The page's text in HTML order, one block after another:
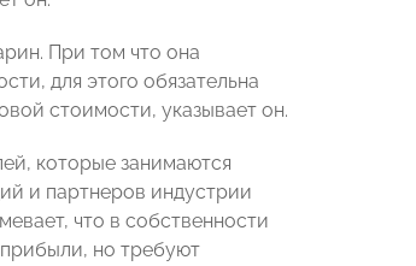
При том что она
для этого обязательна
стоимости, указывает он.
которые занимаются
и партнеров индустрии
что в собственности
но требуют